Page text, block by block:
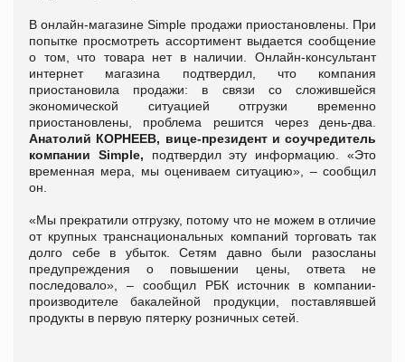
В онлайн-магазине Simple продажи приостановлены. При
попытке просмотреть ассортимент выдается сообщение
о том, что товара нет в наличии. Онлайн-консультант
интернет магазина подтвердил, что компания
приостановила продажи: в связи со сложившейся
экономической ситуацией отгрузки временно
приостановлены, проблема решится через день-два.
Анатолий КОРНЕЕВ, вице-президент и соучредитель
компании Simple, подтвердил эту информацию. «Это
временная мера, мы оцениваем ситуацию», – сообщил
он.
«Мы прекратили отгрузку, потому что не можем в отличие
от крупных транснациональных компаний торговать так
долго себе в убыток. Сетям давно были разосланы
предупреждения о повышении цены, ответа не
последовало», – сообщил РБК источник в компании-
производителе бакалейной продукции, поставлявшей
продукты в первую пятерку розничных сетей.